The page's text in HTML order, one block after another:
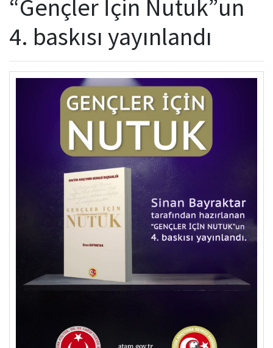
“Gençler İçin Nutuk”un
4. baskısı yayınlandı
Kamu Hizmet Standartları
Uluslararası Yayıncılık